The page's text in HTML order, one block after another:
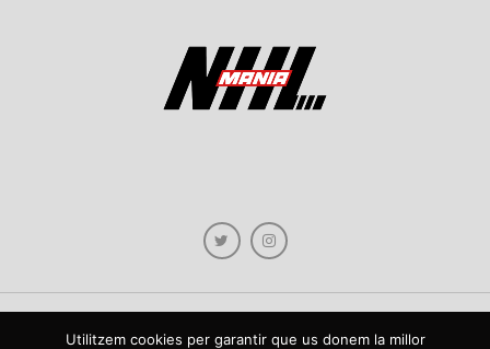
Utilitzem cookies per garantir que us donem la millor